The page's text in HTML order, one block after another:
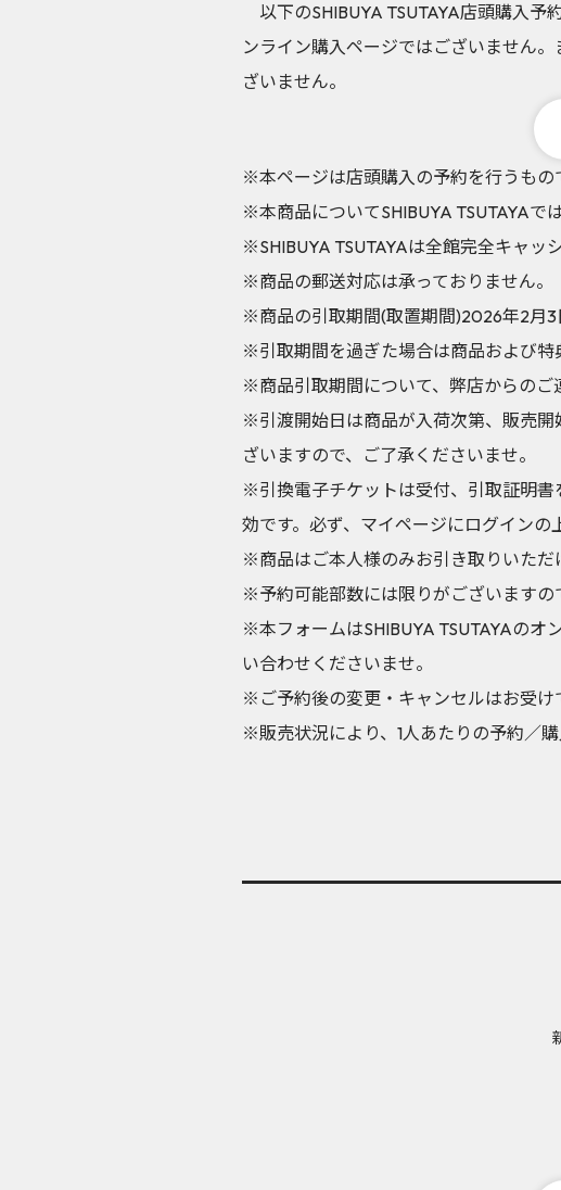
以下のSHIBUYA TSUTAYA店頭購入予
ンライン購入ページではございません
ざいません。
※本ページは店頭購入の予約を行うもの
※本商品についてSHIBUYA TSUTAYAで
※SHIBUYA TSUTAYAは全館完全キャッ
※商品の郵送対応は承っておりません。
※商品の引取期間(取置期間)2026年2月3
※引取期間を過ぎた場合は商品および特
※商品引取期間について、弊店からのご
※引渡開始日は商品が入荷次第、販売開
ざいますので、ご了承くださいませ。
※引換電子チケットは受付、引取証明書
効です。必ず、マイページにログインの
※商品はご本人様のみお引き取りいただ
※予約可能部数には限りがございますの
※本フォームはSHIBUYA TSUTAYAのオ
い合わせくださいませ。
※ご予約後の変更・キャンセルはお受け
※販売状況により、1人あたりの予約／